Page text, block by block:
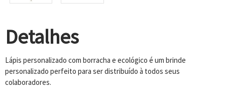
Detalhes
Lápis personalizado com borracha e ecológico é um brinde
personalizado perfeito para ser distribuído à todos seus
colaboradores.